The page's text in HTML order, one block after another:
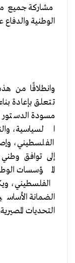
مشاركة جميع
الوطنية والدفاع
وانطلاقًا من
تتعلق بإعادة
مسودة الدستور
السياسية،
الفلسطيني،
إلى توافق
المؤسسات
الفلسطيني،
الضمانة
التحديات